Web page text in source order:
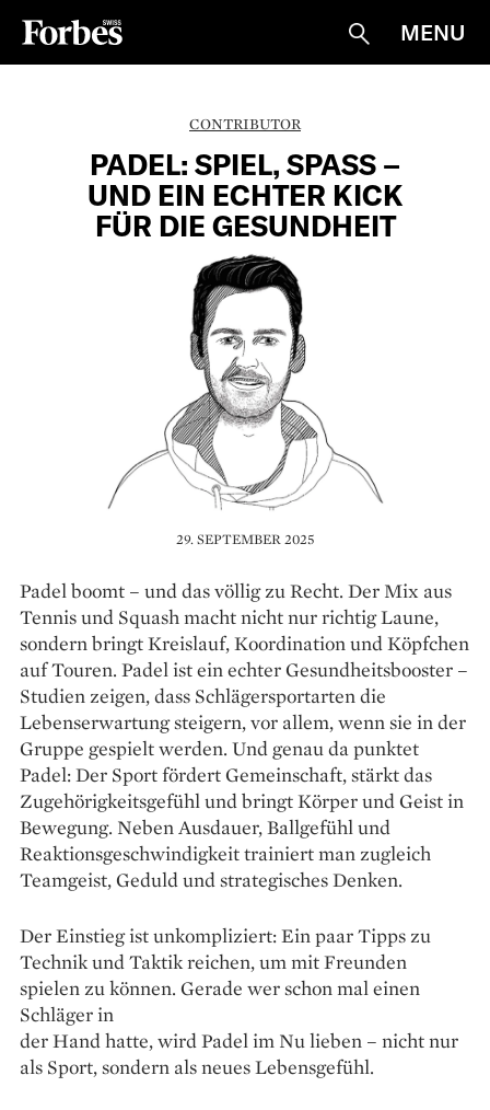
Suche
MENU
CONTRIBUTOR
PADEL: SPIEL, SPASS –
UND EIN ECHTER KICK
FÜR DIE GESUNDHEIT
29. SEPTEMBER 2025
Padel boomt – und das völlig zu Recht. Der Mix aus
Tennis und Squash macht nicht nur richtig Laune,
sondern bringt Kreislauf, Koordination und Köpfchen
auf Touren. Padel ist ein echter Gesundheitsbooster –
Studien zeigen, dass Schlägersportarten die
Lebenserwartung steigern, vor allem, wenn sie in der
Gruppe gespielt werden. Und genau da punktet
Padel: Der Sport fördert Gemeinschaft, stärkt das
Zugehörigkeitsgefühl und bringt Körper und Geist in
Bewegung. Neben Ausdauer, Ballgefühl und
Reaktionsgeschwindigkeit trainiert man zugleich
Teamgeist, Geduld und strategisches Denken.
Der Einstieg ist unkompliziert: Ein paar Tipps zu
Technik und Taktik reichen, um mit Freunden
spielen zu können. Gerade wer schon mal einen
Schläger in
der Hand hatte, wird Padel im Nu lieben – nicht nur
als Sport, sondern als neues Lebensgefühl.